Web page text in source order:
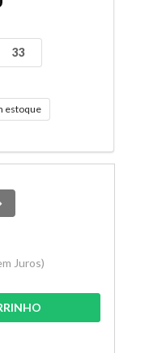
33
estoque
Juros)